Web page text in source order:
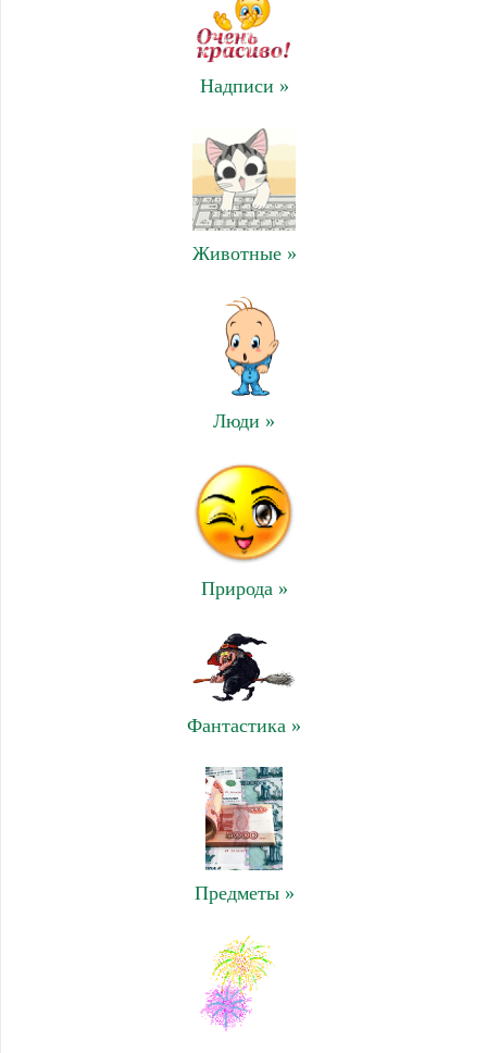
Надписи »
Животные »
Люди »
Природа »
Фантастика »
Предметы »